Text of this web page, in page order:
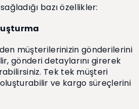
bazı özellikler:
müşterilerinizin gönderilerini
gönderi detaylarını girerek
Tek tek müşteri
ve kargo süreçlerini